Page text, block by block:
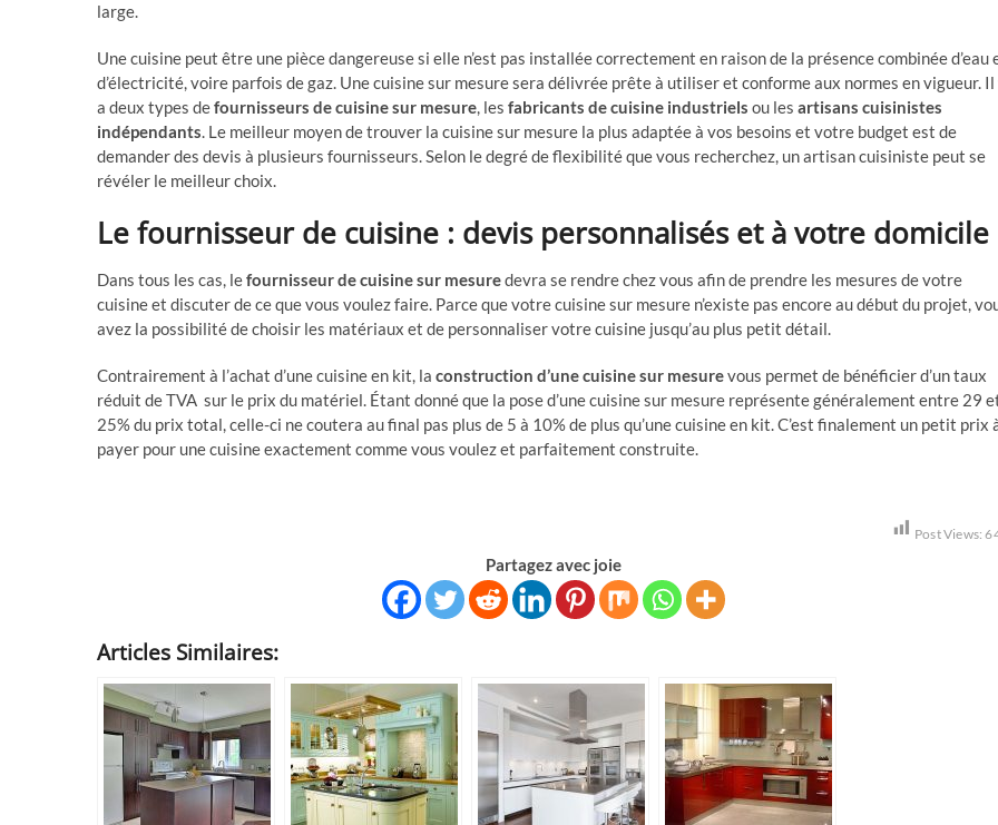
large.
Une cuisine peut être une pièce dangereuse si elle n’est pas installée correctement en raison de la présence combinée d’eau
d’électricité, voire parfois de gaz. Une cuisine sur mesure sera délivrée prête à utiliser et conforme aux normes en vigueur. Il
a deux types defournisseurs de cuisine sur mesure, les fabricants de cuisine industriels ou les artisans cuisinistes
indépendants. Le meilleur moyen de trouver la cuisine sur mesure la plus adaptée à vos besoins et votre budget est de
demander des devis à plusieurs fournisseurs. Selon le degré de flexibilité que vous recherchez, un artisan cuisiniste peut se
révéler le meilleur choix.
Le fournisseur de cuisine : devis personnalisés et à votre domicile
Dans tous les cas, lefournisseur de cuisine sur mesuredevra se rendre chez vous afin de prendre les mesures de votre
cuisine et discuter de ce que vous voulez faire. Parce que votre cuisine sur mesure n’existe pas encore au début du projet,
avez la possibilité de choisir les matériaux et de personnaliser votre cuisine jusqu’au plus petit détail.
Contrairement à l’achat d’une cuisine en kit, la construction d’une cuisine sur mesurevous permet de bénéficier d’un taux
réduit de TVA sur le prix du matériel. Étant donné que la pose d’une cuisine sur mesure représente généralement entre 29
25% du prix total, celle-ci ne coutera au final pas plus de 5 à 10% de plus qu’une cuisine en kit. C’est finalement un petit prix
payer pour une cuisine exactement comme vous voulez et parfaitement construite.
Post Views:
Partagez avec joie
Articles Similaires: